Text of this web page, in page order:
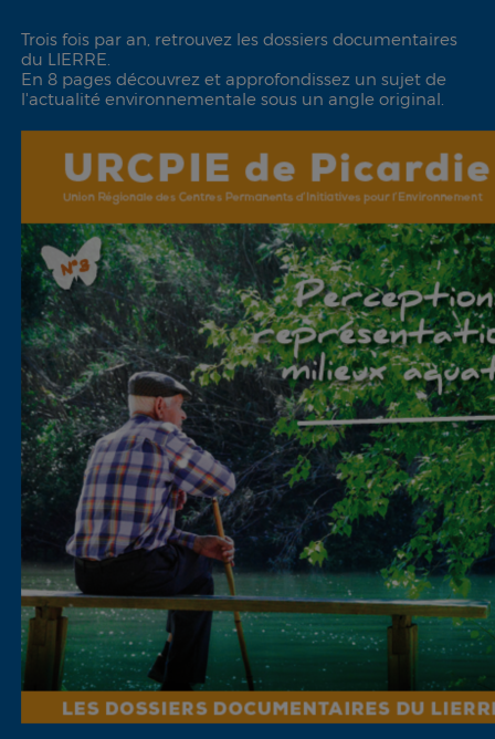
Trois fois par an, retrouvez les dossiers documentaires
du LIERRE.
En 8 pages découvrez et approfondissez un sujet de
l'actualité environnementale sous un angle original.